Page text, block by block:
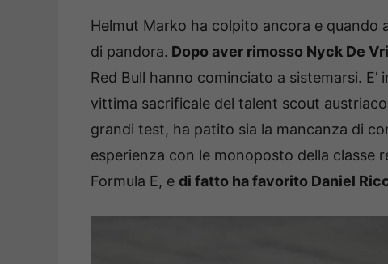
Helmut Marko ha colpito ancora e quando
di pandora. Dopo aver rimosso Nyck De
Red Bull hanno cominciato a sistemarsi. E’
vittima sacrificale del talent scout
grandi test, ha patito sia la mancanza di
esperienza con le monoposto della classe
Formula E, e di fatto ha favorito Daniel